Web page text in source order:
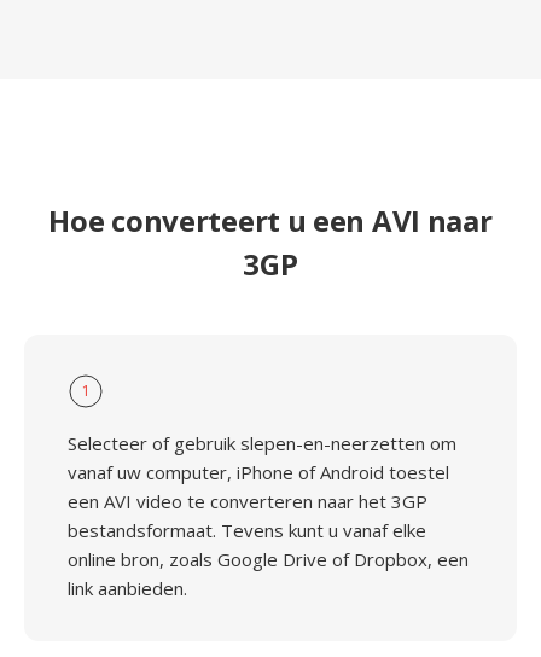
Hoe converteert u een AVI naar
3GP
1
Selecteer of gebruik slepen-en-neerzetten om
vanaf uw computer, iPhone of Android toestel
een AVI video te converteren naar het 3GP
bestandsformaat. Tevens kunt u vanaf elke
online bron, zoals Google Drive of Dropbox, een
link aanbieden.